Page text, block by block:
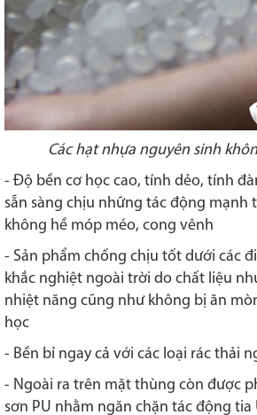
Các hạt nhựa nguyên sinh
- Độ bền cơ học cao, tính dẻo, tính
sẵn sàng chịu những tác động mạnh
không hề móp méo, cong vênh
- Sản phẩm chống chịu tốt dưới các
khắc nghiệt ngoài trời do chất liệu
nhiệt năng cũng như không bị ăn
học
- Bền bỉ ngay cả với các loại rác thải
- Ngoài ra trên mặt thùng còn được
sơn PU nhằm ngăn chặn tác động tia